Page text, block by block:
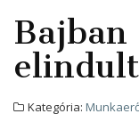
Bajban
Kategória: